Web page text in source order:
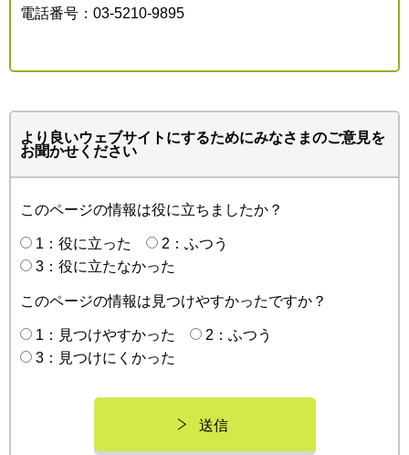
電話番号：03-5210-9895
より良いウェブサイトにするためにみなさまのご意見を
お聞かせください
このページの情報は役に立ちましたか？
1：役に立った
2：ふつう
3：役に立たなかった
このページの情報は見つけやすかったですか？
1：見つけやすかった
2：ふつう
3：見つけにくかった